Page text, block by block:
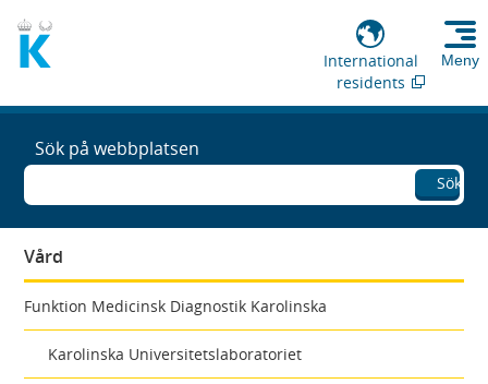
International
residents
Meny
Sök på webbplatsen
Sök
Vård
Funktion Medicinsk Diagnostik Karolinska
Karolinska Universitetslaboratoriet